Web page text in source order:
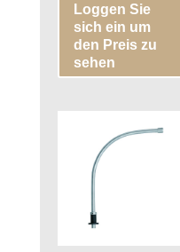
Loggen Sie
sich ein um
den Preis zu
sehen